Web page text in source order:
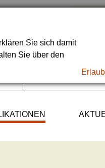
Sie sich damit
Sie über den